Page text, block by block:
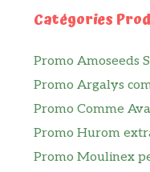
Catégories
Promo Amoseeds
Promo Argalys
Promo Comme
Promo Hurom
Promo Moulinex